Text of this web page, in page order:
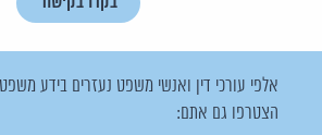
אלפי עורכי דין ואנשי משפט נעזרים בידע
הצטרפו גם אתם: